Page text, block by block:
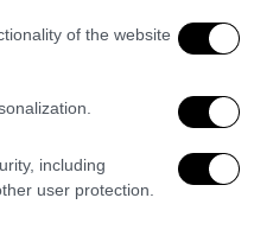
of the website
including
user protection.